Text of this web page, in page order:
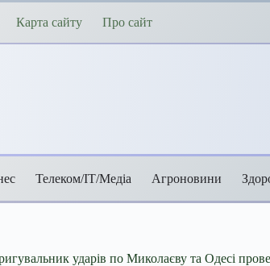
Карта сайту Про сайт
Телеком/ІТ/Медіа Агроновини
ударів по Миколаєву та Одесі